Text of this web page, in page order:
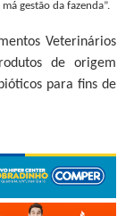
gestão da fazenda”.
Veterinários
de origem
para fins de